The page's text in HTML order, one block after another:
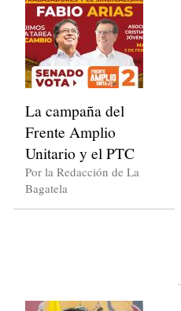
La campaña del
Frente Amplio
Unitario y el PTC
Por la Redacción de La
Bagatela